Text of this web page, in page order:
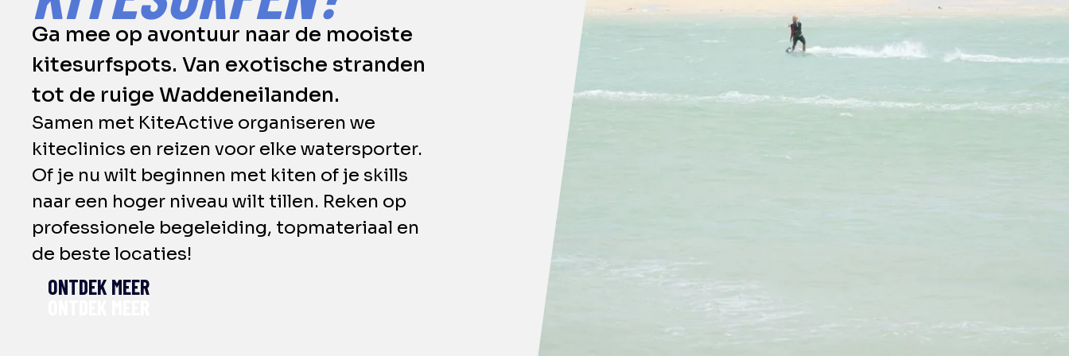
Ga mee op avontuur naar de mooiste
kitesurfspots. Van exotische stranden
tot de ruige Waddeneilanden.
Samen met KiteActive organiseren we
kiteclinics en reizen voor elke watersporter.
Of je nu wilt beginnen met kiten of je skills
naar een hoger niveau wilt tillen. Reken op
professionele begeleiding, topmateriaal en
de beste locaties!
ONTDEK MEER